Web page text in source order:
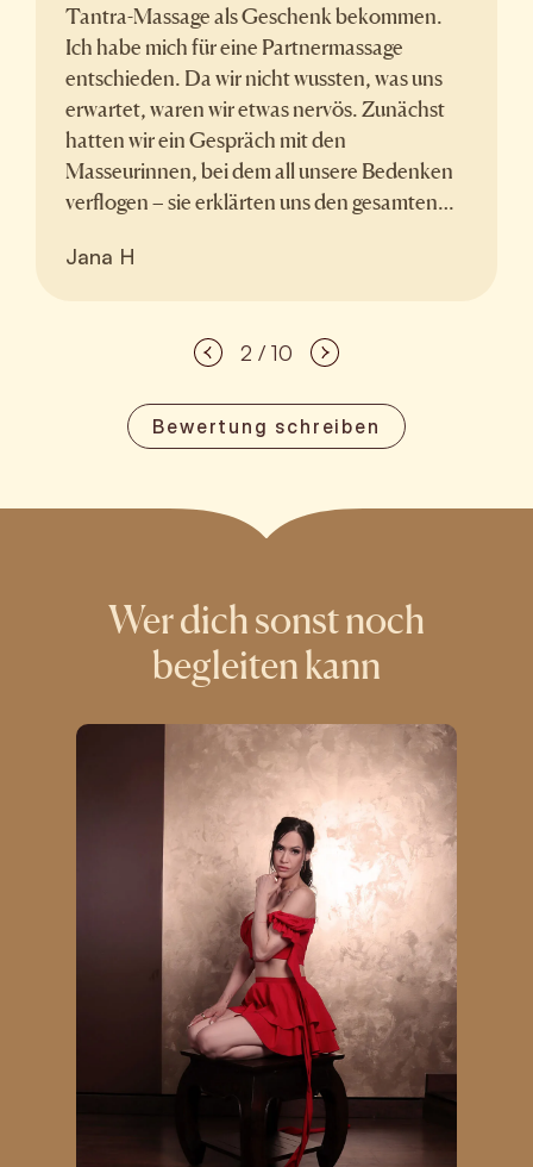
Tantra-Massage als Geschenk bekommen.
Ich habe mich für eine Partnermassage
entschieden. Da wir nicht wussten, was uns
erwartet, waren wir etwas nervös. Zunächst
hatten wir ein Gespräch mit den
Masseurinnen, bei dem all unsere Bedenken
verflogen – sie erklärten uns den gesamten
Stunden waren ein wunderschönes Erlebnis,
„erotische“ Massage, wie viele Menschen oft
Stattdessen war es eine entspannende
Ganzkörpermassage. Vielen Dank an die
Tereza. Das war sicher nicht unser erster und
Jana H
2 / 10
Bewertung schreiben
Wer dich sonst noch
begleiten kann